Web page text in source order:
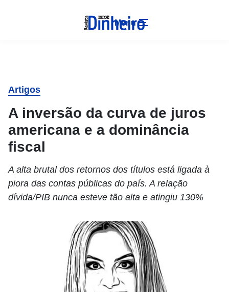
Menu
Artigos
A inversão da curva de juros
americana e a dominância
fiscal
A alta brutal dos retornos dos títulos está ligada à
piora das contas públicas do país. A relação
dívida/PIB nunca esteve tão alta e atingiu 130%